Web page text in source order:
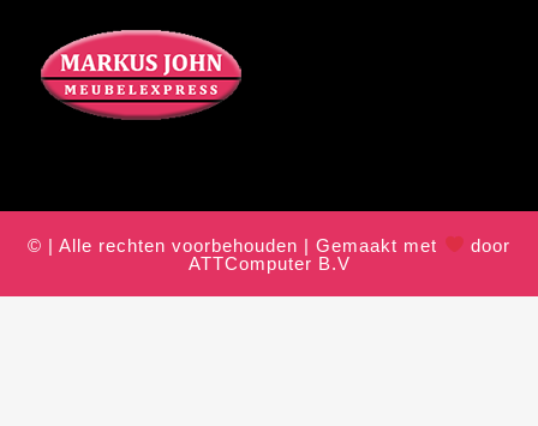
© | Alle rechten voorbehouden | Gemaakt met
door
ATTComputer B.V